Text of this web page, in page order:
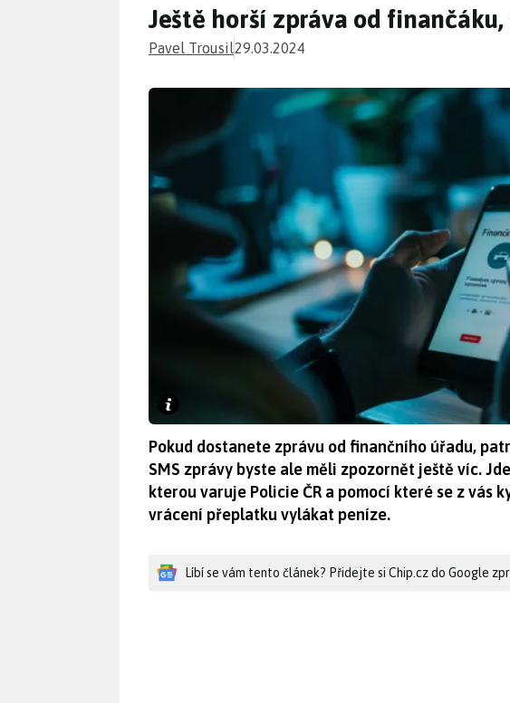
Ještě horší zpráva od
Pavel Trousil29.03.2024
Pokud dostanete zprávu od finančního úřadu,
SMS zprávy byste ale měli zpozornět ještě víc.
kterou varuje Policie ČR a pomocí které se z vás
vrácení přeplatku vylákat peníze.
Líbí se vám tento článek? Přidejte si Chip.cz do Google